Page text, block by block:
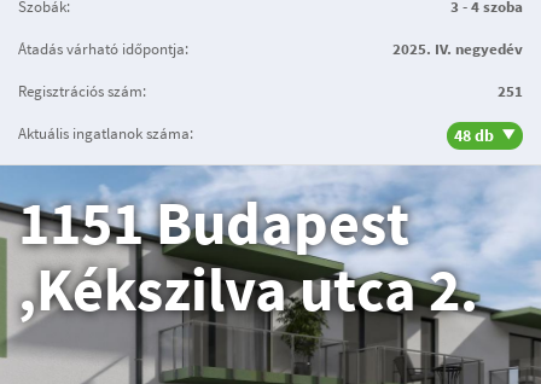
Szobák: 3 - 4 szoba
Átadás várható időpontja: 2025. IV. negyedév
Regisztrációs szám: 251
Aktuális ingatlanok száma: 48 db
1151 Budapest
,Kékszilva utca 2.